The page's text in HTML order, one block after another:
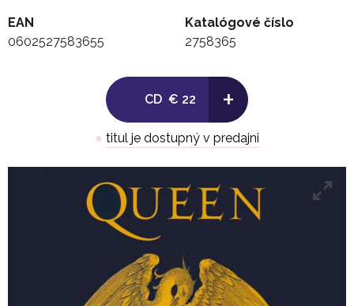
7. It's A Hard Life (Mercury) 4:10
9. Who Wants To Live Forever (May) 4:57
10. Headlong (Queen) 4:33
11. The Miracle (Queen) 4:55
12. I'm Going Slightly Mad (Queen) 4:08
13. The Invisible Man (Queen) 3:59
14. Hammer To Fall (May) 3:40
EAN
0602527583655
Katalógové číslo
2758365
CD € 22 +
● titul je dostupný v predajni